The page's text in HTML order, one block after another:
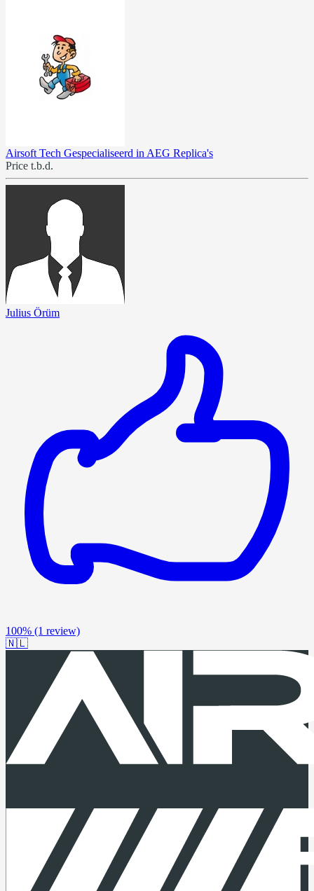
Airsoft Tech Gespecialiseerd in AEG Replica's
Price t.b.d.
Julius Örüm
100% (1 review)
🇳🇱